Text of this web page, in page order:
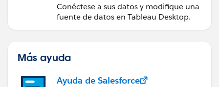
Conéctese a sus datos y modifique una
fuente de datos en Tableau Desktop.
Más ayuda
Ayuda de Salesforce